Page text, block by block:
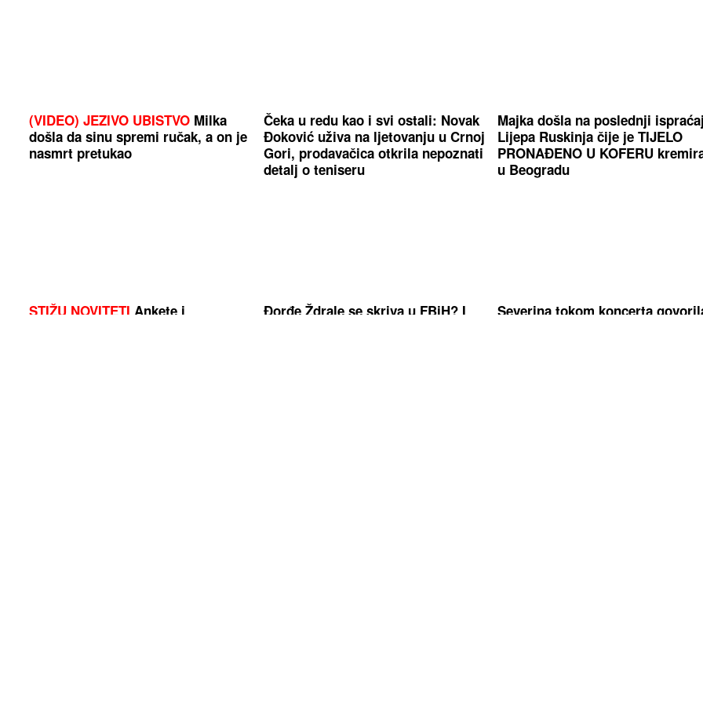
(VIDEO) JEZIVO UBISTVO Milka
došla da sinu spremi ručak, a on je
nasmrt pretukao
Čeka u redu kao i svi ostali: Novak
Đoković uživa na ljetovanju u Crnoj
Gori, prodavačica otkrila nepoznati
detalj o teniseru
Majka došla na poslednji
Lijepa Ruskinja čije je TIJELO
PRONAĐENO U KOFERU
u Beogradu
STIŽU NOVITETI Ankete i
Đorđe Ždrale se skriva u FBiH? I
Severina tokom koncerta